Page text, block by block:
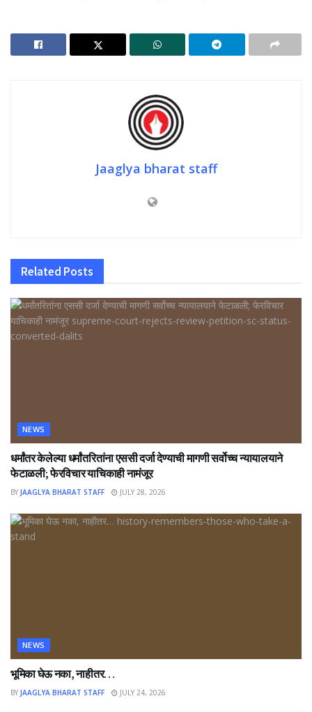
Jaaglya bharat staff
Related Posts
NEWS
धर्मांतर केलेल्या धर्मांतरितांना एससी दर्जा देण्याची मागणी सर्वोच्च न्यायालयाने
फेटाळली; फेरविचार याचिकाही नामंजूर
BY JAAGLYA BHARAT STAFF JULY 28, 2026
NEWS
भूमिका घेऊ नका, नाहीतर…
BY JAAGLYA BHARAT STAFF JULY 24, 2026